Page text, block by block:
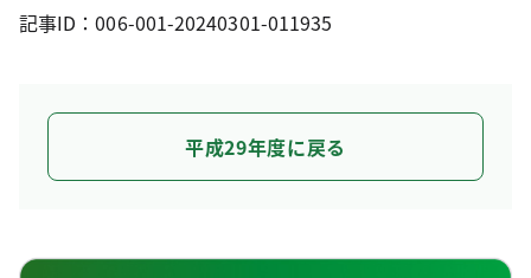
記事ID：006-001-20240301-011935
平成29年度に戻る